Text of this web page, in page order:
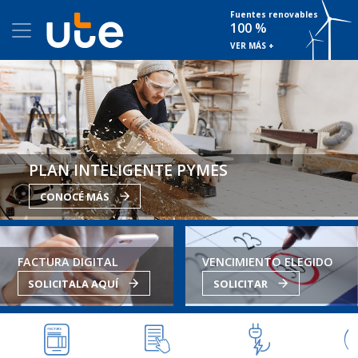
Fuentes renovables
100 %
VER MÁS +
PLAN INTELIGENTE PYMES
CONOCÉ MÁS
FACTURA DIGITAL
SOLICITALA AQUÍ
VENCIMIENTO ELEGIDO
SOLICITAR